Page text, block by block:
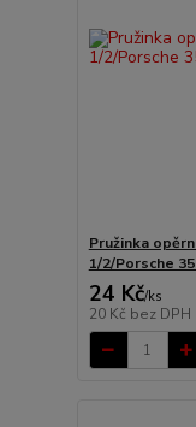
Pružinka
1/2/Porsche
24 Kč/ks
20 Kč bez DPH